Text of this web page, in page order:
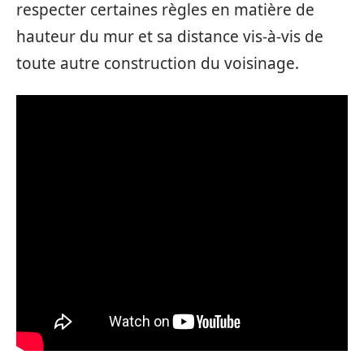
respecter certaines règles en matière de
hauteur du mur et sa distance vis-à-vis de
toute autre construction du voisinage.